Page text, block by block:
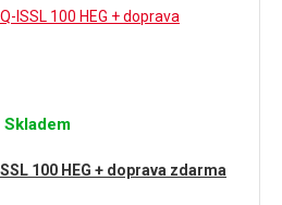
Skladem
100 HEG + doprava zdarma